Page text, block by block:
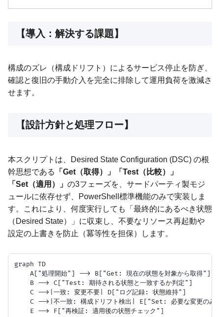
【導入：解決する課題】
構成のズレ（構成ドリフト）によるサービス停止を防ぎ、
確認と復旧の手動介入を完全に排除して運用負荷を激減さ
せます。
【設計方針と処理フロー】
本スクリプトは、Desired State Configuration (DSC) の根
幹思想である
「Get（取得）」「Test（比較）」
「Set（適用）」 の3フェーズを、サードパーティ製モジ
ュールに依存せず、PowerShell標準機能のみで実装しま
す。これにより、何度実行しても「最終的にあるべき状態
（Desired State）」に収束し、不要なリソース再起動や
設定の上書きを防止（冪等性を担保）します。
graph TD
    A["処理開始"] --> B["Get: 現在の状態を対象から取得"]
    B --> C["Test: 期待される状態と一致するか判定"]
    C -->|一致: 変更不要| D["ログ記録: 状態維持"]
C -->|不一致: 構成ドリフト検出| E["Set: 必要な変更のみ
    E --> F["再検証: 適用後の状態チェック"]